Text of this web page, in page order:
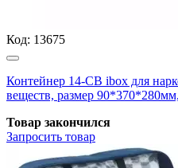
Код: 13675
Контейнер 14-СВ ibox для
веществ, размер
Товар закончился
Запросить товар